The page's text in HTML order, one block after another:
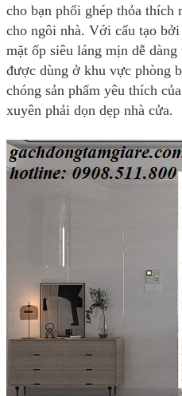
cho bạn phối ghép thỏa thích
cho ngôi nhà. Với cấu tạo
mặt ốp siêu láng mịn dễ
được dùng ở khu vực phòng
chóng sản phẩm yêu thích
xuyên phải dọn dẹp nhà cửa.